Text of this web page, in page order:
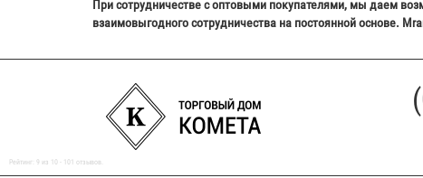
При сотрудничестве с оптовыми покупателями, мы даем
взаимовыгодного сотрудничества на постоянной основе.
Рейтинг: 9 из 10 101 отзывов.